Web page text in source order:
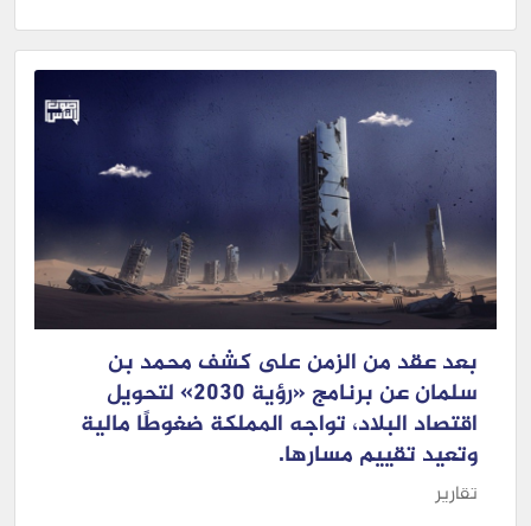
بعد عقد من الزمن على كشف محمد بن
سلمان عن برنامج «رؤية 2030» لتحويل
اقتصاد البلاد، تواجه المملكة ضغوطًا مالية
وتعيد تقييم مسارها.
تقارير